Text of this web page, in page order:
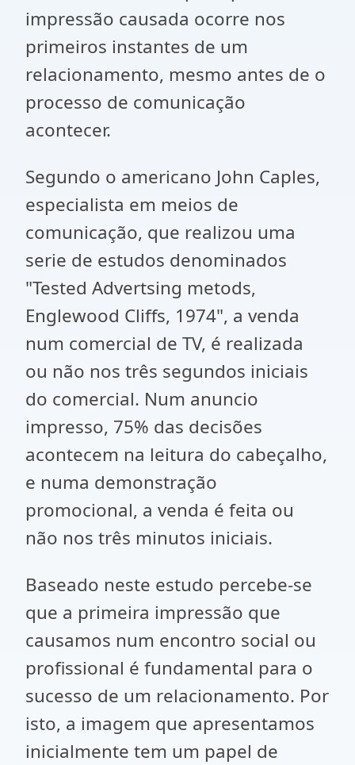
impressão causada ocorre nos
primeiros instantes de um
relacionamento, mesmo antes de o
processo de comunicação
acontecer.
Segundo o americano John Caples,
especialista em meios de
comunicação, que realizou uma
serie de estudos denominados
"Tested Advertsing metods,
Englewood Cliffs, 1974", a venda
num comercial de TV, é realizada
ou não nos três segundos iniciais
do comercial. Num anuncio
impresso, 75% das decisões
acontecem na leitura do cabeçalho,
e numa demonstração
promocional, a venda é feita ou
não nos três minutos iniciais.
Baseado neste estudo percebe-se
que a primeira impressão que
causamos num encontro social ou
profissional é fundamental para o
sucesso de um relacionamento. Por
isto, a imagem que apresentamos
inicialmente tem um papel de